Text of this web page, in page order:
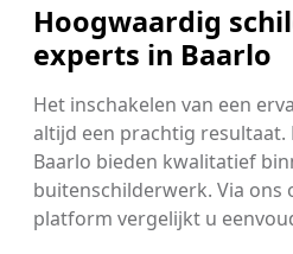
Hoogwaardig
experts in Baarlo
Het inschakelen van een
altijd een prachtig resultaat.
Baarlo bieden kwalitatief
buitenschilderwerk. Via ons
platform vergelijkt u